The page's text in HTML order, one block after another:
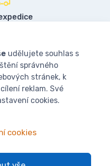
sklady
skladem
2000 m2
udělujete souhlas s
správného
stránek, k
reklam. Své
cookies.
cookies